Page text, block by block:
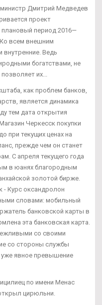
Дмитрий Медведев
проект
период 2016—
всем внешним
Ведь
богатствами, не
их...
как проблем банков,
является динамика
тем дата открытия
Черкесск покупки
при текущих ценах на
прежде чем он станет
С апреля текущего года
в юанях благородным
золотой бирже.
- Курс оксандролон
словами: мобильный
банковской карты в
эта банковская карта.
со своими
со стороны службы
явное превышение
по имени Менас
цирюльни.